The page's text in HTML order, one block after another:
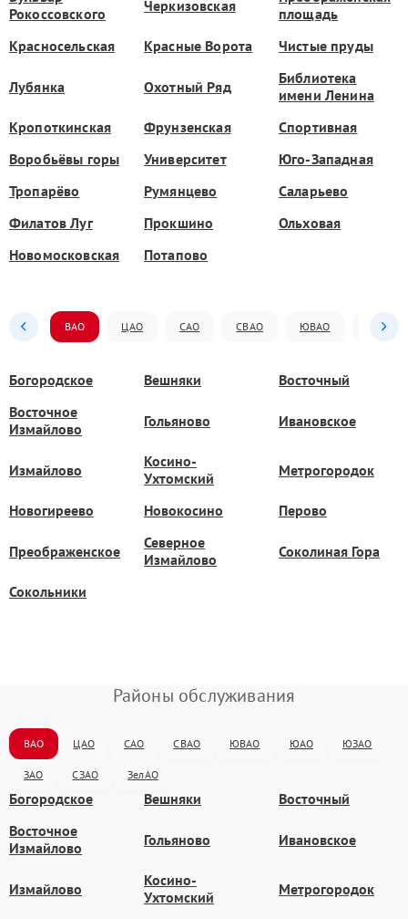
Рокоссовского
Черкизовская
площадь
Красносельская
Красные Ворота Чистые пруды
Лубянка Охотный Ряд
Библиотека
имени Ленина
Кропоткинская
Фрунзенская
Спортивная
Воробьёвы горы
Университет
Юго-Западная
Тропарёво
Румянцево
Саларьево
Филатов Луг
Прокшино
Ольховая
Новомосковская
Потапово
ВАО ЦАО САО СВАО ЮВАО ЮАО
Богородское Вешняки
Восточный
Восточное
Измайлово
Гольяново Ивановское
Измайлово
Косино-
Ухтомский
Метрогородок
Новогиреево Новокосино Перово
Преображенское
Северное
Измайлово
Соколиная Гора
Сокольники
Районы обслуживания
ВАО ЦАО САО СВАО ЮВАО ЮАО ЮЗАО
ЗАО СЗАО ЗелАО
Богородское Вешняки
Восточный
Восточное
Измайлово
Гольяново Ивановское
Измайлово
Косино-
Ухтомский
Метрогородок